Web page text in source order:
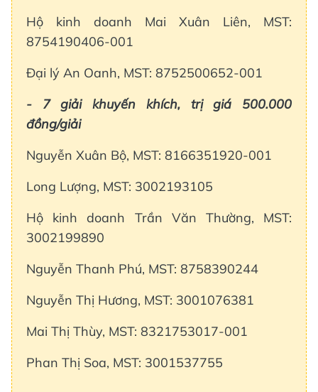
Hộ kinh doanh Mai Xuân Liên, MST:
8754190406-001
Đại lý An Oanh, MST: 8752500652-001
- 7 giải khuyến khích, trị giá 500.000
đồng/giải
Nguyễn Xuân Bộ, MST: 8166351920-001
Long Lượng, MST: 3002193105
Hộ kinh doanh Trần Văn Thường, MST:
3002199890
Nguyễn Thanh Phú, MST: 8758390244
Nguyễn Thị Hương, MST: 3001076381
Mai Thị Thùy, MST: 8321753017-001
Phan Thị Soa, MST: 3001537755